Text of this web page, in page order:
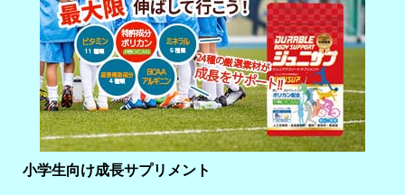
小学生向け成長サプリメント